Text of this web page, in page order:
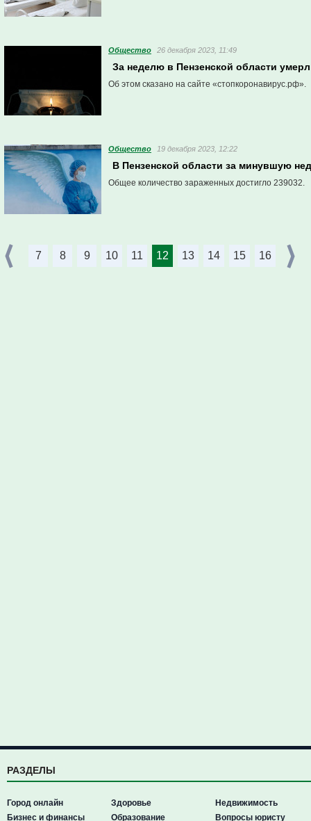
Общество 26 декабря 2023, 11:49
За неделю в Пензенской области
Об этом сказано на сайте «стопкоронавирус.рф».
Общество 19 декабря 2023, 12:22
В Пензенской области за минувшую
Общее количество зараженных достигло 239032.
7 8 9 10 11 12 13 14 15 16
РАЗДЕЛЫ
Город онлайн
Бизнес и финансы
Здоровье
Образование
Недвижимость
Вопросы юристу